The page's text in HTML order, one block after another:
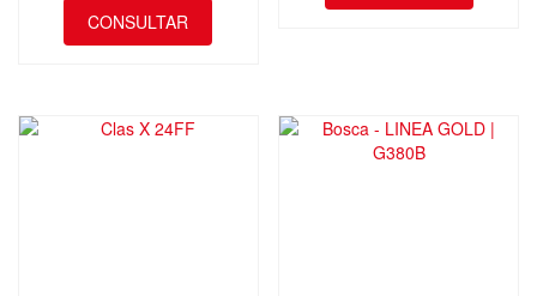
CONSULTAR